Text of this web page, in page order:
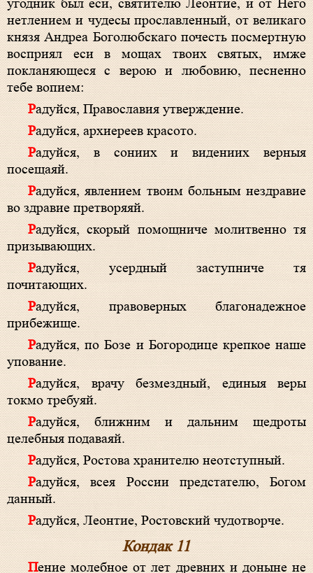
угодник был еси, святителю Леонтие, и от Него
нетлением и чудесы прославленный, от великаго
князя Андреа Боголюбскаго почесть посмертную
восприял еси в мощах твоих святых, имже
покланяющеся с верою и любовию, песненно
тебе вопием:
Радуйся, Православия утверждение.
Радуйся, архиереев красото.
Радуйся, в сониих и видениих верныя
посещаяй.
Радуйся, явлением твоим больным нездравие
во здравие претворяяй.
Радуйся, скорый помощниче молитвенно тя
призывающих.
Радуйся, усердный заступниче тя
почитающих.
Радуйся, правоверных благонадежное
прибежище.
Радуйся, по Бозе и Богородице крепкое наше
упование.
Радуйся, врачу безмездный, единыя веры
токмо требуяй.
Радуйся, ближним и дальним щедроты
целебныя подаваяй.
Радуйся, Ростова хранителю неотступный.
Радуйся, всея России предстателю, Богом
данный.
Радуйся, Леонтие, Ростовский чудотворче.
Кондак 11
Пение молебное от лет древних и доныне не